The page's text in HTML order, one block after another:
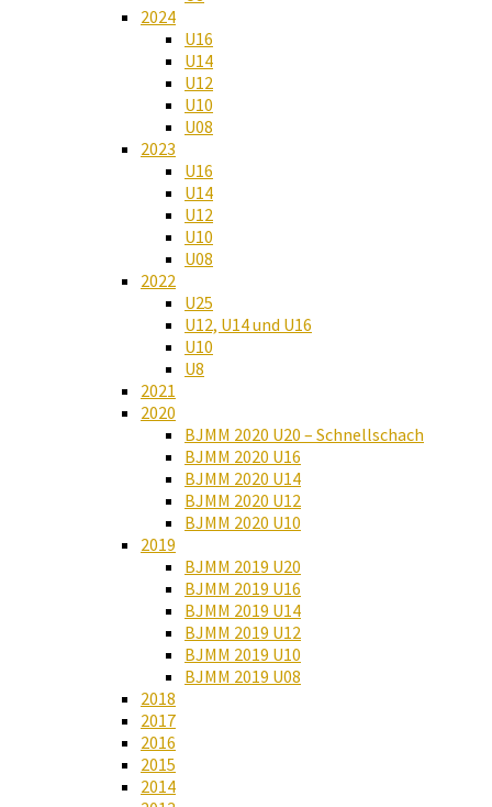
2024
U16
U14
U12
U10
U08
2023
U16
U14
U12
U10
U08
2022
U25
U12, U14 und U16
U10
U8
2021
2020
BJMM 2020 U20 – Schnellschach
BJMM 2020 U16
BJMM 2020 U14
BJMM 2020 U12
BJMM 2020 U10
2019
BJMM 2019 U20
BJMM 2019 U16
BJMM 2019 U14
BJMM 2019 U12
BJMM 2019 U10
BJMM 2019 U08
2018
2017
2016
2015
2014